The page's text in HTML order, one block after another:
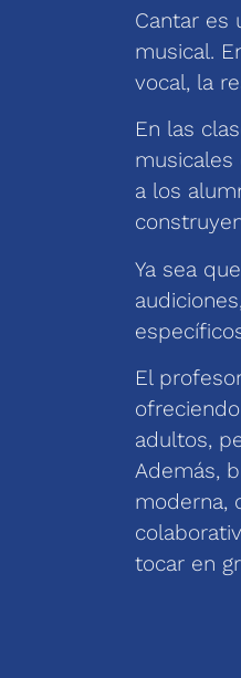
Cantar es
musical.
vocal, la
En las
musicales
a los
Ya sea
El
adultos,
Además,
moderna,
tocar en